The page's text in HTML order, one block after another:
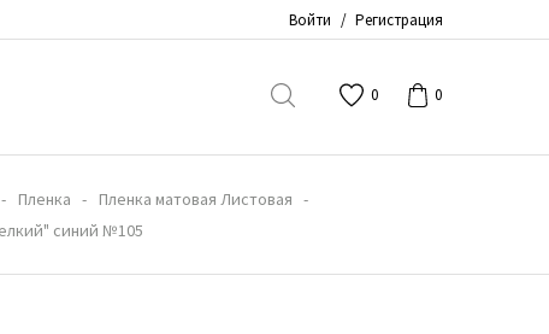
Войти / Регистрация
0 0
Пленка
Пленка матовая Листовая
синий №105